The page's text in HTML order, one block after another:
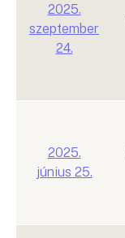
2025.
szeptember
24.
2025.
június 25.